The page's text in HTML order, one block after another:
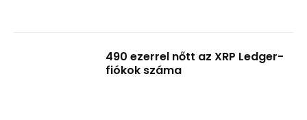
490 ezerrel nőtt az XRP Ledger-
fiókok száma